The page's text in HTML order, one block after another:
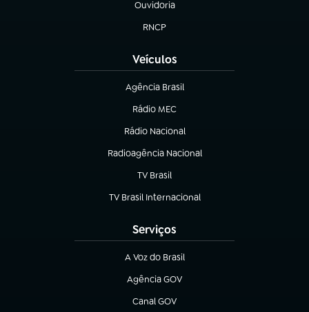
Ouvidoria
(abre em nova aba)
RNCP
(abre em nova aba)
Veículos
Agência Brasil
(abre em nova aba)
Rádio MEC
(abre em nova aba)
Rádio Nacional
Radioagência Nacional
(abre em nova aba)
TV Brasil
(abre em nova aba)
TV Brasil Internacional
(abre em nova aba)
Serviços
A Voz do Brasil
(abre em nova aba)
Agência GOV
(abre em nova aba)
Canal GOV
(abre em nova aba)